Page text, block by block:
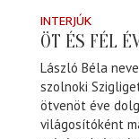
INTERJÚK
ÖT ÉS FÉL
László Béla
szolnoki
ötvenöt éve
világosítóként